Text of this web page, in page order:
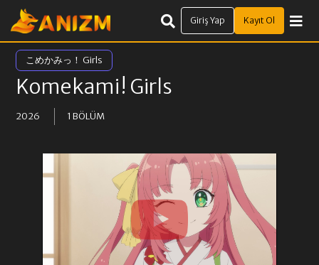
Giriş Yap Kayıt Ol
こめかみっ！ Girls
Komekami! Girls
2026 1 BÖLÜM